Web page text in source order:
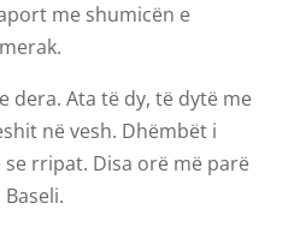
me shumicën e
dera. Ata të dy, të dytë me
në vesh. Dhëmbët i
rripat. Disa orë më parë